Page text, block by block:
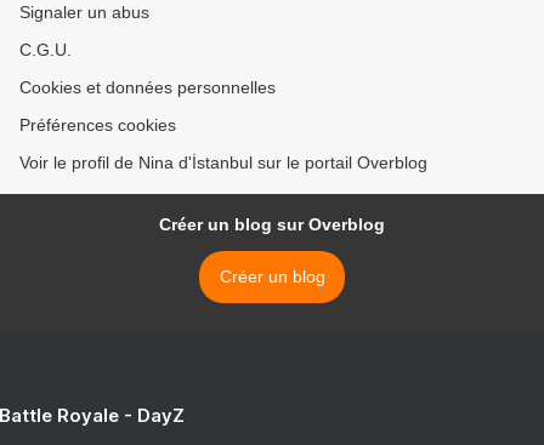
Signaler un abus
C.G.U.
Cookies et données personnelles
Préférences cookies
Voir le profil de Nina d'İstanbul sur le portail Overblog
Créer un blog sur Overblog
Créer un blog
Royale - DayZ